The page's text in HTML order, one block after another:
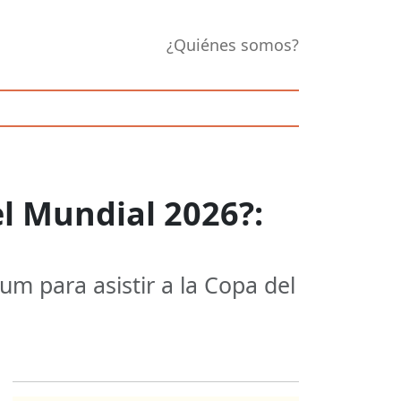
¿Quiénes somos?
Mundial 2026?:
para asistir a la Copa del